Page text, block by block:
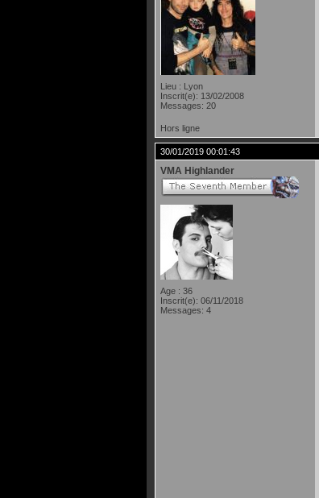
Lieu : Lyon
Inscrit(e): 13/02/2008
Messages: 20
Hors ligne
30/01/2019 00:01:43
VMA Highlander
Age : 36
Inscrit(e): 06/11/2018
Messages: 4